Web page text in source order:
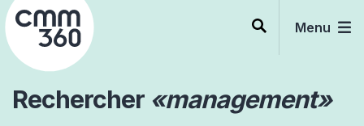
Skip
to
content
Menu
Rechercher «management»